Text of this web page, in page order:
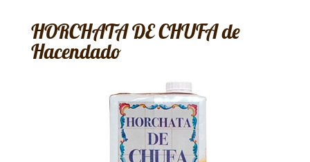
HORCHATA DE CHUFA de
Hacendado